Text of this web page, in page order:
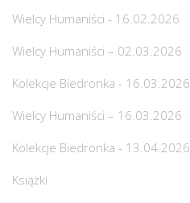
Wielcy Humaniści - 16.02.2026
Wielcy Humaniści – 02.03.2026
Kolekcje Biedronka - 16.03.2026
Wielcy Humaniści – 16.03.2026
Kolekcje Biedronka - 13.04.2026
Książki